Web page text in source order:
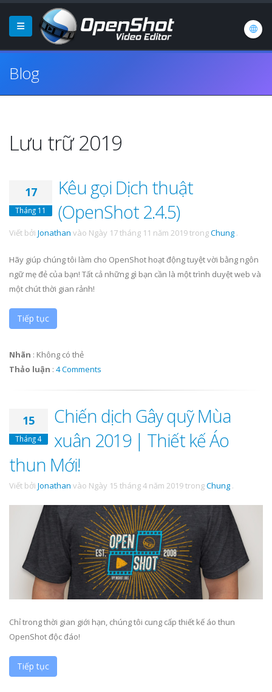
Blog
Lưu trữ 2019
17
Tháng 11
Kêu gọi Dịch thuật
(OpenShot 2.4.5)
Viết bởi Jonathan vào Ngày 17 tháng 11 năm 2019trongChung .
Hãy giúp chúng tôi làm cho OpenShot hoạt động tuyệt vời bằng ngôn
ngữ mẹ đẻ của bạn! Tất cả những gì bạn cần là một trình duyệt web và
một chút thời gian rảnh!
Tiếp tục
Nhãn : Không có thẻ
Thảo luận : 4 Comments
15
Tháng 4
Chiến dịch Gây quỹ Mùa
xuân 2019 | Thiết kế Áo
thun Mới!
Viết bởi Jonathan vào Ngày 15 tháng 4 năm 2019trongChung .
Chỉ trong thời gian giới hạn, chúng tôi cung cấp thiết kế áo thun
OpenShot độc đáo!
Tiếp tục